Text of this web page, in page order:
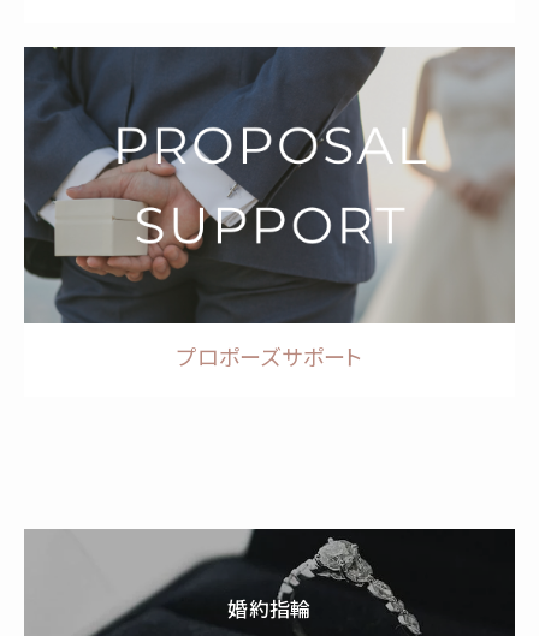
プロポーズサポート
婚約指輪